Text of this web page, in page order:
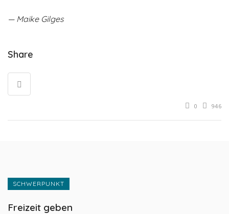
— Maike Gilges
Share
0 946
SCHWERPUNKT
Freizeit geben